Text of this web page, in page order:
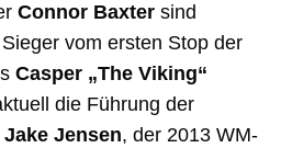
Connor Baxtersind
vom ersten Stop der
Casper „The Viking“
die Führung der
Jake Jensen, der 2013 WM-